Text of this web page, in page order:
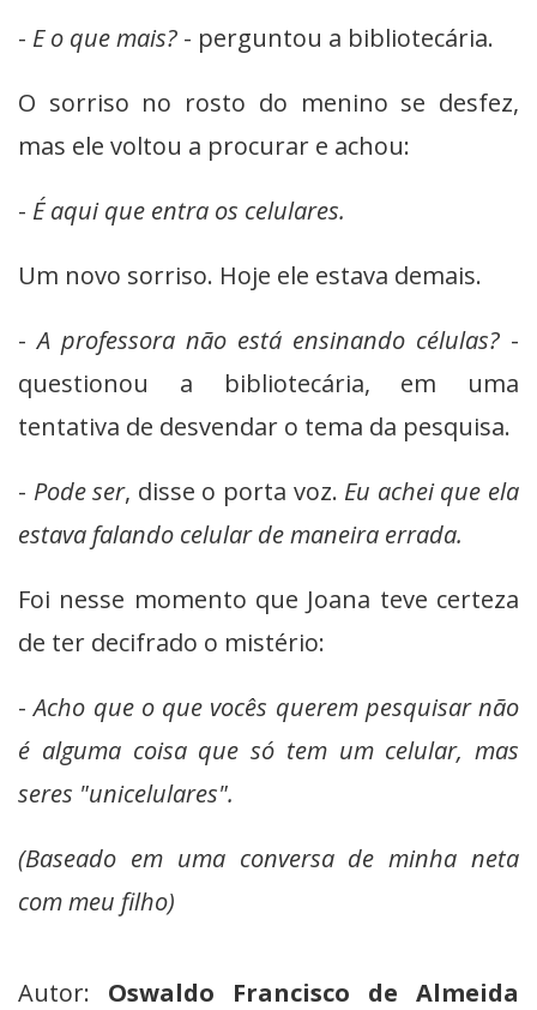
- E o que mais? - perguntou a bibliotecária.
O sorriso no rosto do menino se desfez,
mas ele voltou a procurar e achou:
- É aqui que entra os celulares.
Um novo sorriso. Hoje ele estava demais.
-A professora não está ensinando células? -
questionou a bibliotecária, em uma
tentativa de desvendar o tema da pesquisa.
- Pode ser, disse o porta voz. Eu achei que ela
estava falando celular de maneira errada.
Foi nesse momento que Joana teve certeza
de ter decifrado o mistério:
-Acho que o que vocês querem pesquisar não
é alguma coisa que só tem um celular, mas
seres "unicelulares".
(Baseado em uma conversa de minha neta
com meu filho)
Autor: Oswaldo Francisco de Almeida